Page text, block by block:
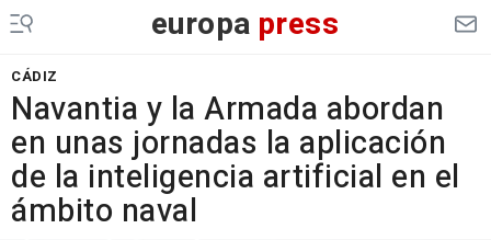
europa press
CÁDIZ
Navantia y la Armada abordan
en unas jornadas la aplicación
de la inteligencia artificial en el
ámbito naval